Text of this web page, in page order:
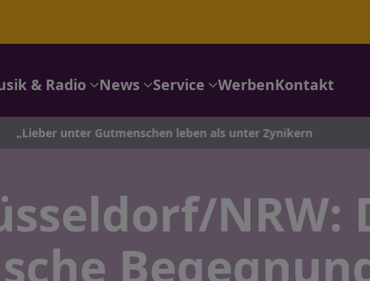
& Radio News Service WerbenKontakt
Gutmenschen leben als unter Zynikern
NRW: